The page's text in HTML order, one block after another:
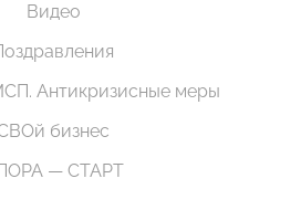
Видео
Антикризисные меры
бизнес
— СТАРТ